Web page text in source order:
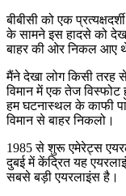
बीबीसी को एक
के सामने इस हादसे को
बाहर की ओर निकल आए
मैंने देखा लोग किसी तरह
विमान में एक तेज
हम घटनास्थल के काफी
विमान से बाहर निकलो।
1985 से शुरू एमेरेट्स
दुबई में केंद्रित यह
सबसे बड़ी एयरलाइंस है।